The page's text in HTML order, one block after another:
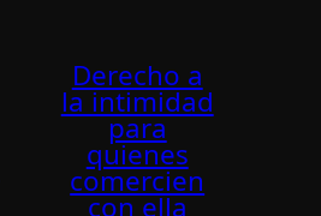
Derecho a
la intimidad
para
quienes
comercien
con ella